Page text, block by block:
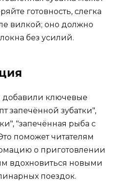
готовность, слегка
вилкой; оно должно
без усилий.
ключевые
запечённой зубатки",
"запечённая рыба с
поможет читателям
о приготовлении
вдохновиться новыми
поездок.